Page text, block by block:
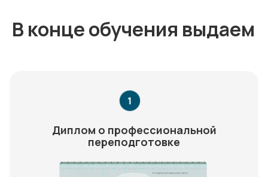
В конце обучения выдаем
Диплом о профессиональной
переподготовке